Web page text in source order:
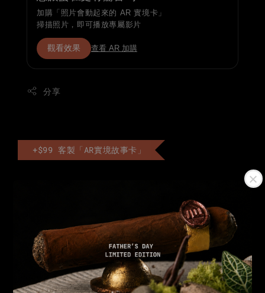
加購「照片會動起來的 AR 實境卡」
掃描照片，即可播放專屬影片
觀看效果 查看 AR 加購
分享
+$99 客製「AR實境故事卡」
AR實境卡